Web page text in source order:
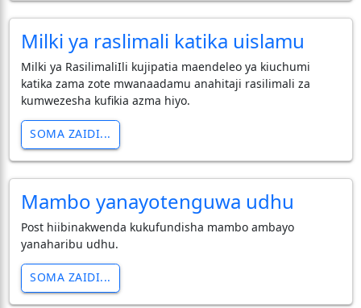
Milki ya raslimali katika uislamu
Milki ya RasilimaliIli kujipatia maendeleo ya kiuchumi
katika zama zote mwanaadamu anahitaji rasilimali za
kumwezesha kufikia azma hiyo.
SOMA ZAIDI...
Mambo yanayotenguwa udhu
Post hiibinakwenda kukufundisha mambo ambayo
yanaharibu udhu.
SOMA ZAIDI...